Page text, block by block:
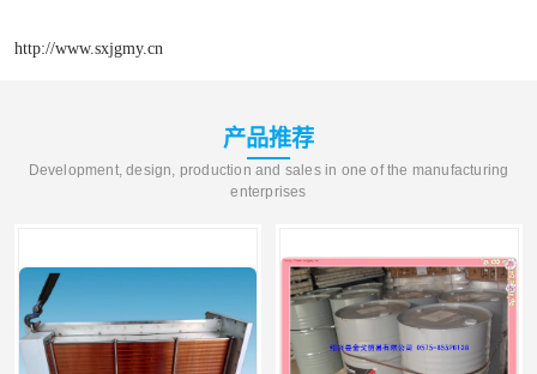
http://www.sxjgmy.cn
产品推荐
Development, design, production and sales in one of the manufacturing
enterprises